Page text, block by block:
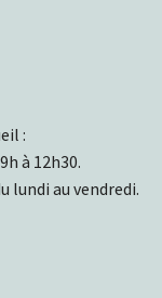
:
à 12h30.
lundi au vendredi.